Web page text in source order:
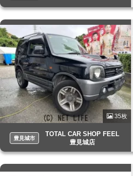
35枚
豊見城市
TOTAL CAR SHOP FEEL
豊見城店